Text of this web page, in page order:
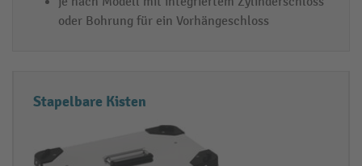
oder Bohrung für ein Vorhängeschloss
Stapelbare Kisten